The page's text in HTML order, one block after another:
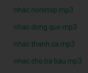
nhac nonstop mp3
nhac dong que mp3
nhac thanh ca mp3
nhac cho ba bau mp3